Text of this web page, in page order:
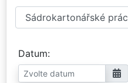
Datum